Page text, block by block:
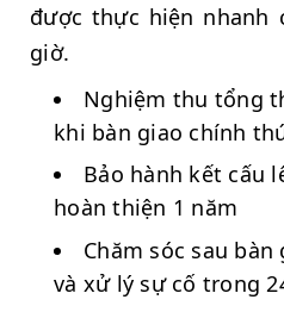
được thực hiện nhanh
giờ.
Nghiệm thu tổng
khi bàn giao chính
Bảo hành kết cấu
hoàn thiện 1 năm
Chăm sóc sau
và xử lý sự cố trong